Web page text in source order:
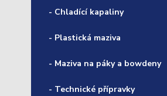
- Chladící kapaliny
- Plastická maziva
- Maziva na páky a bowdeny
- Technické přípravky